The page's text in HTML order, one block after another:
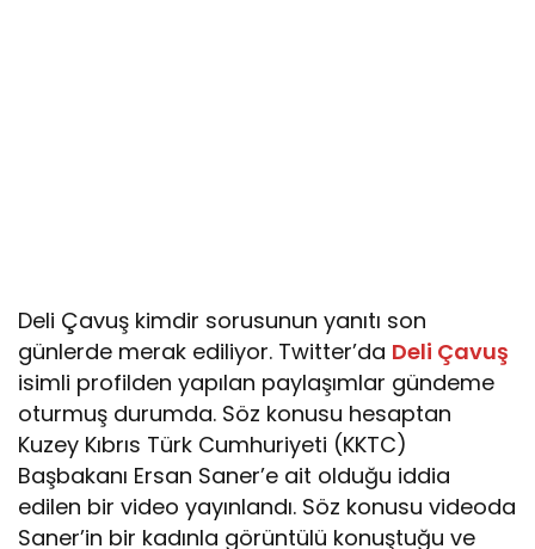
Deli Çavuş kimdir sorusunun yanıtı son
günlerde merak ediliyor. Twitter’da Deli Çavuş
isimli profilden yapılan paylaşımlar gündeme
oturmuş durumda. Söz konusu hesaptan
Kuzey Kıbrıs Türk Cumhuriyeti (KKTC)
Başbakanı Ersan Saner’e ait olduğu iddia
edilen bir video yayınlandı. Söz konusu videoda
Saner’in bir kadınla görüntülü konuştuğu ve